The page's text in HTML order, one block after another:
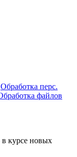
Обработка перс.
файлов
курсе новых